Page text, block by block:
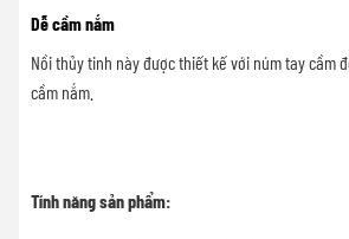
Dễ cầm nắm
Nồi thủy tinh này được thiết kế với núm tay cầm
cầm nắm.
Tính năng sản phẩm: